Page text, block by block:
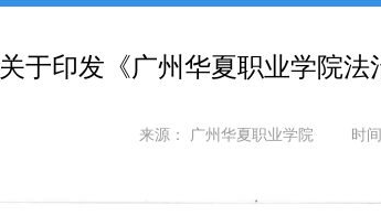
关于印发《广州华夏职业学院
来源： 广州华夏职业学院 时